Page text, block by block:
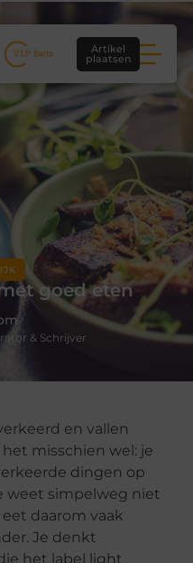
Artikel
plaatsen
goed eten
& Schrijver
en vallen
misschien wel: je
dingen op
weet simpelweg niet
daarom vaak
Je denkt
het label light